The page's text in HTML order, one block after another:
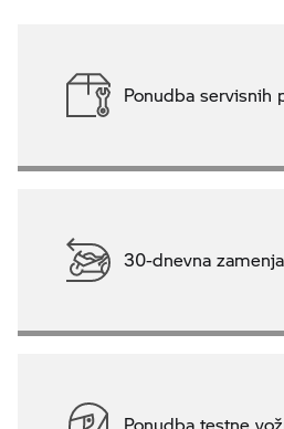
Ponudba servisnih
30-dnevna